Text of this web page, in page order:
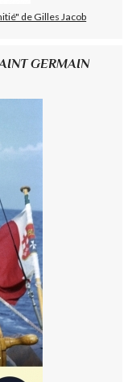
de Gilles Jacob
GERMAIN